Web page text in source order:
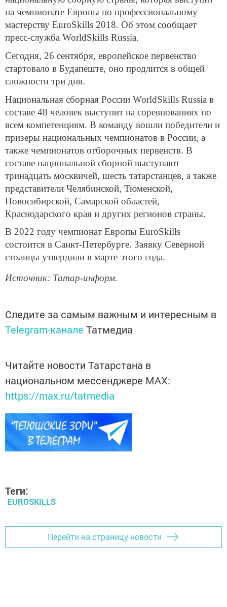
на чемпионате Европы по профессиональному
мастерству EuroSkills 2018. Об этом сообщает
пресс-служба WorldSkills Russia.
Сегодня, 26 сентября, европейское первенство
стартовало в Будапеште, оно продлится в общей
сложности три дня.
Национальная сборная России WorldSkills Russia в
составе 48 человек выступит на соревнованиях по
всем компетенциям. В команду вошли победители и
призеры национальных чемпионатов в России, а
также чемпионатов отборочных первенств. В
составе национальной сборной выступают
тринадцать москвичей, шесть татарстанцев, а также
представители Челябинской, Тюменской,
Новосибирской, Самарской областей,
Краснодарского края и других регионов страны.
В 2022 году чемпионат Европы EuroSkills
состоится в Санкт-Петербурге. Заявку Северной
столицы утвердили в марте этого года.
Источник: Татар-информ.
Следите за самым важным и интересным в
Telegram-канале Татмедиа
Читайте новости Татарстана в
национальном мессенджере MАХ:
https://max.ru/tatmedia
Теги:
EUROSKILLS
Перейти на страницу новости